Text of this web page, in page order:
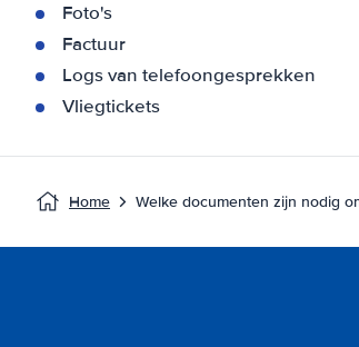
Foto's
Factuur
Logs van telefoongesprekken
Vliegtickets
Home Welke documenten zijn nodig